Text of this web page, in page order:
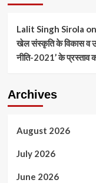
Lalit Singh Sirola
खेल संस्कृति के विकास व
नीति-2021’ के
Archives
August 2026
July 2026
June 2026